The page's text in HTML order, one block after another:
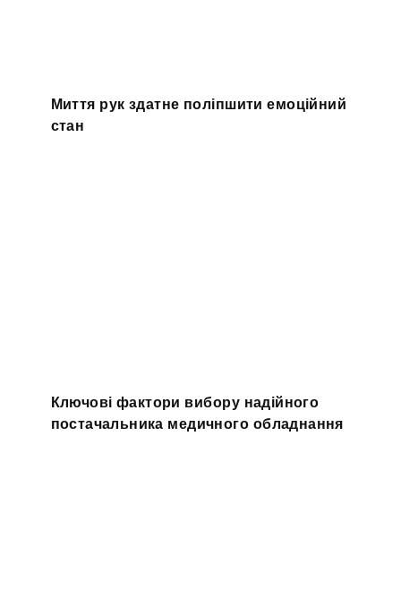
Миття рук здатне поліпшити емоційний
стан
Ключові фактори вибору надійного
постачальника медичного обладнання